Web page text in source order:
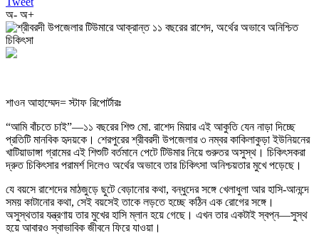
অ- অ+
শাওন আহাম্মেদ= স্টাফ রিপোর্টারঃ
“আমি বাঁচতে চাই”—১১ বছরের শিশু মো. রাশেদ মিয়ার এই আকুতি যেন নাড়া দিচ্ছে
প্রতিটি মানবিক হৃদয়কে। শেরপুরের শ্রীবরদী উপজেলার ৩ নম্বর কাকিলাকুড়া ইউনিয়নের
খাটিয়াডাঙ্গা গ্রামের এই শিশুটি বর্তমানে পেটে টিউমার নিয়ে গুরুতর অসুস্থ। চিকিৎসকরা
দ্রুত চিকিৎসার পরামর্শ দিলেও অর্থের অভাবে তার চিকিৎসা অনিশ্চয়তার মুখে পড়েছে।
যে বয়সে রাশেদের মাঠজুড়ে ছুটে বেড়ানোর কথা, বন্ধুদের সঙ্গে খেলাধুলা আর হাসি-আনন্দে
সময় কাটানোর কথা, সেই বয়সেই তাকে লড়তে হচ্ছে কঠিন এক রোগের সঙ্গে।
অসুস্থতার যন্ত্রণায় তার মুখের হাসি ম্লান হয়ে গেছে। এখন তার একটাই স্বপ্ন—সুস্থ
হয়ে আবারও স্বাভাবিক জীবনে ফিরে যাওয়া।